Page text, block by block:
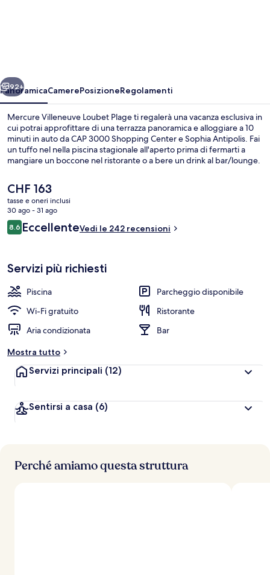
Avanti
92+
PanoramicaCamerePosizioneRegolamenti
Mercure Villeneuve Loubet Plage ti regalerà una vacanza esclusiva in
cui potrai approfittare di una terrazza panoramica e alloggiare a 10
minuti in auto da CAP 3000 Shopping Center e Sophia Antipolis. Fai
un tuffo nel nella piscina stagionale all'aperto prima di fermarti a
mangiare un boccone nel ristorante o a bere un drink al bar/lounge.
della struttura.
Il
prezzo
attuale
è
CHF 163
CHF 163
tasse e oneri inclusi
30 ago - 31 ago
Recensioni
8.68.6 su 10
EccellenteVedi le 242 recensioni
Servizi più richiesti
Piscina
Parcheggio disponibile
Wi-Fi gratuito
Ristorante
Aria condizionata
Bar
Mostra tutto
Servizi principali (12)
Sentirsi a casa (6)
Perché amiamo questa struttura